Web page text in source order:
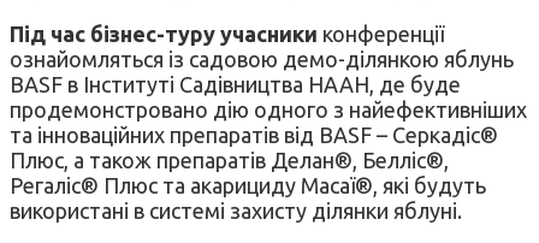
Під час бізнес-туру учасники конференції
ознайомляться із садовою демо-ділянкою яблунь
BASF в Інституті Садівництва НААН, де буде
продемонстровано дію одного з найефективніших
та інноваційних препаратів від BASF – Серкадіс®
Плюс, а також препаратів Делан®, Белліс®,
Регаліс® Плюс та акарициду Масаї®, які будуть
використані в системі захисту ділянки яблуні.